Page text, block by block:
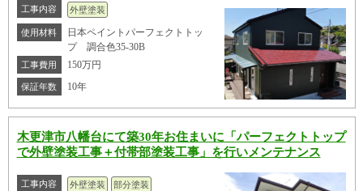
工事内容 外壁塗装
使用材料
日本ペイントパーフェクトトッ
プ 調合色35-30B
工事費用 150万円
保証年数 10年
木更津市八幡台にて築30年お住まいに「パーフェクトトップ
で外壁塗装工事＋付帯部塗装工事」を行いメンテナンス
工事内容 外壁塗装 部分塗装